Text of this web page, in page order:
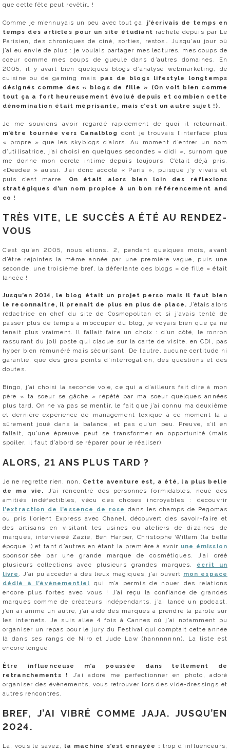
que cette fête peut revêtir… !
Comme je m’ennuyais un peu avec tout ça, j’écrivais de temps en
temps des articles pour un site étudiant racheté depuis par Le
Parisien, des chroniques de ciné, sorties, restos… Jusqu’au jour où
j’ai eu envie de plus : je voulais partager mes lectures, mes coups de
coeur comme mes coups de gueule dans d’autres domaines. En
2005, il y avait bien quelques blogs d’analyse webmarketing, de
cuisine ou de gaming mais
pas de blogs lifestyle longtemps
désignés comme des « blogs de fille » (On voit bien comme
tout ça a fort heureusement évolué depuis et combien cette
dénomination était méprisante, mais c’est un autre sujet !).
Je me souviens avoir regardé rapidement de quoi il retournait,
m’être tournée vers Canalblog
dont je trouvais l’interface plus
« propre » que les skyblogs d’alors. Au moment d’entrer un nom
d’utilisatrice, j’ai choisi en quelques secondes « didi », surnom que
me donne mon cercle intime depuis toujours. C’était déjà pris.
«Deedee » aussi. J’ai donc accolé « Paris », puisque j’y vivais et
puis c’est marre.
On était alors bien loin des réflexions
stratégiques d’un nom propice à un bon référencement and
co !
TRÈS VITE, LE SUCCÈS A ÉTÉ AU RENDEZ-
VOUS
C’est qu’en 2005, nous étions… 2, pendant quelques mois, avant
d’être rejointes la même année par une première vague, puis une
seconde, une troisième bref, la déferlante des blogs « de fille » était
lancée !
Jusqu’en 2014, le blog était un projet perso mais il faut bien
le reconnaitre, il prenait de plus en plus de place. J’étais alors
rédactrice en chef du site de Cosmopolitan et si j’avais tenté de
passer plus de temps à m’occuper du blog, je voyais bien que ça ne
tenait plus vraiment. Il fallait faire un choix : d’un côté, le ronron
rassurant du joli poste qui claque sur la carte de visite, en CDI, pas
hyper bien rémunéré mais sécurisant. De l’autre, aucune certitude ni
garantie, que des gros points d’interrogation, des questions et des
doutes.
Bingo, j’ai choisi la seconde voie, ce qui a d’ailleurs fait dire à mon
père « ta soeur se gâche » répété par ma soeur quelques années
plus tard. On ne va pas se mentir, le fait que j’ai connu ma deuxième
et dernière expérience de management toxique à ce moment là a
sûrement joué dans la balance, et pas qu’un peu. Preuve, s’il en
fallait, qu’une épreuve peut se transformer en opportunité (mais
spoiler, il faut d’abord se réparer pour le réaliser).
ALORS, 21 ANS PLUS TARD ?
Je ne regrette rien, non. Cette aventure est, a été, la plus belle
de ma vie. J’ai rencontré des personnes formidables, noué des
amitiés indéfectibles, vécu des choses incroyables : découvrir
l’extraction de l’essence de rose dans les champs de Pegomas
ou pris l’orient Express avec Chanel, découvert des savoir-faire et
des artisans en visitant les usines ou ateliers de dizaines de
marques, interviewé Zazie, Ben Harper, Christophe Willem (la belle
époque !) et tant d’autres en étant la première à avoir une émission
sponsorisée par une grande marque de cosmétiques. J’ai créé
plusieurs collections avec plusieurs grandes marques, écrit un
livre . J’ai pu accéder à des lieux magiques, j’ai ouvert mon espace
dédié à l’évènementiel qui m’a permis de nouer des relations
encore plus fortes avec vous ! J’ai reçu la confiance de grandes
marques comme de créateurs indépendants, j’ai lancé un podcast,
j’en ai animé un autre, j’ai aidé des marques à prendre la parole sur
les internets. Je suis allée 4 fois à Cannes où j’ai notamment pu
organiser un repas pour le jury du Festival qui comptait cette année
là dans ses rangs de Niro et Jude Law (hannnnnnn). La liste est
encore longue.
Être influenceuse m’a poussée dans tellement de
retranchements !
J’ai adoré me perfectionner en photo, adoré
organiser des évènements, vous retrouver lors des vide-dressings et
autres rencontres.
BREF, J’AI VIBRÉ COMME JAJA. JUSQU’EN
2024.
Là, vous le savez, la machine s’est enrayée : trop d’influenceurs,